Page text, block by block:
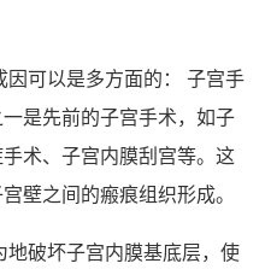
因可以是多方面的： 子宫手
是先前的子宫手术，如子
术、子宫内膜刮宫等。这
壁之间的瘢痕组织形成。
地破坏子宫内膜基底层，使